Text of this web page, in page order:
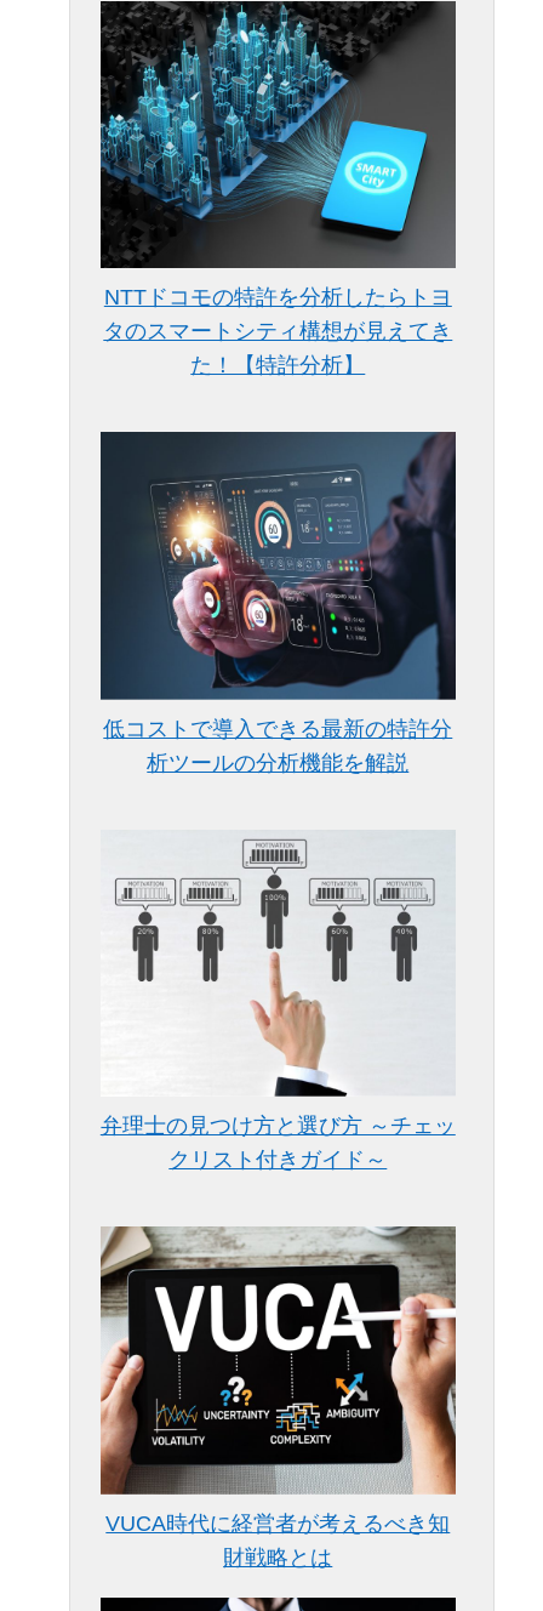
NTTドコモの特許を分析したらトヨ
タのスマートシティ構想が見えてき
た！【特許分析】
低コストで導入できる最新の特許分
析ツールの分析機能を解説
弁理士の見つけ方と選び方 ～チェッ
クリスト付きガイド～
VUCA時代に経営者が考えるべき知
財戦略とは